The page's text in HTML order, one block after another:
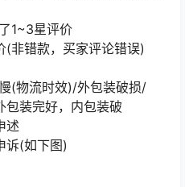
1~3星评价
错款，买家评论错误)
(物流时效)/外包装破损/
包装完好，内包装破
述
诉(如下图)